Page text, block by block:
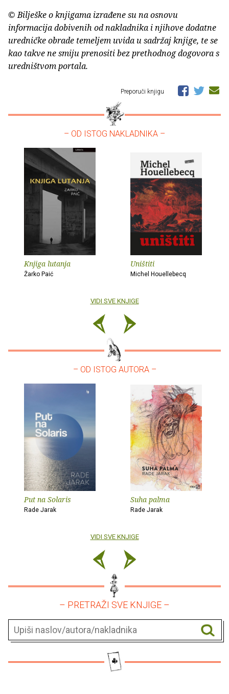
© Bilješke o knjigama izrađene su na osnovu
informacija dobivenih od nakladnika i njihove dodatne
uredničke obrade temeljem uvida u sadržaj knjige, te se
kao takve ne smiju prenositi bez prethodnog dogovora s
uredništvom portala.
Preporuči knjigu
– OD ISTOG NAKLADNIKA –
Knjiga lutanja
Žarko Paić
Uništiti
Michel Houellebecq
VIDI SVE KNJIGE
– OD ISTOG AUTORA –
Put na Solaris
Rade Jarak
Suha palma
Rade Jarak
VIDI SVE KNJIGE
– PRETRAŽI SVE KNJIGE –